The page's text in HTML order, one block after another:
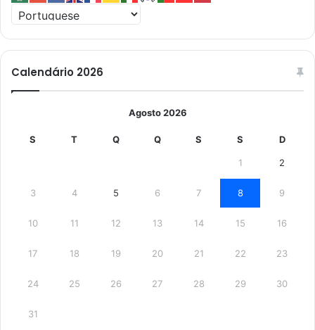
Calendário 2026
Agosto 2026
S T Q Q S S D
1 2
3 4 5 6 7 8 9
10 11 12 13 14 15 16
17 18 19 20 21 22 23
24 25 26 27 28 29 30
31